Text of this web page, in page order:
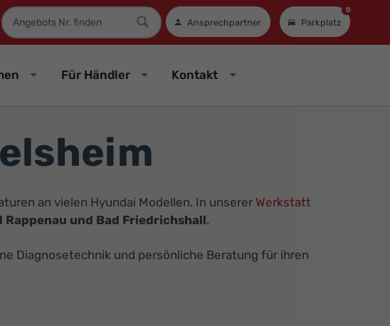
Fahrzeugnummer
Ansprechpartner Parkplatz
0
Für Händler Kontakt
an vielen Hyundai Modellen. In unserer Werkstatt
Rappenau und Bad Friedrichshall.
Diagnosetechnik und persönliche Beratung für ihren